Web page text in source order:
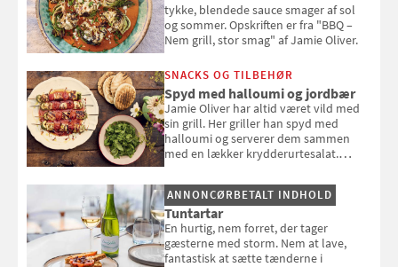
tykke, blendede sauce smager af sol
og sommer. Opskriften er fra "BBQ –
Nem grill, stor smag" af Jamie Oliver.
SNACKS OG TILBEHØR
Spyd med halloumi og jordbær
Jamie Oliver har altid været vild med
sin grill. Her griller han spyd med
halloumi og serverer dem sammen
med en lækker krydderurtesalat.
smag" af Jamie Oliver.
ANNONCØRBETALT INDHOLD
Tuntartar
En hurtig, nem forret, der tager
gæsterne med storm. Nem at lave,
fantastisk at sætte tænderne i